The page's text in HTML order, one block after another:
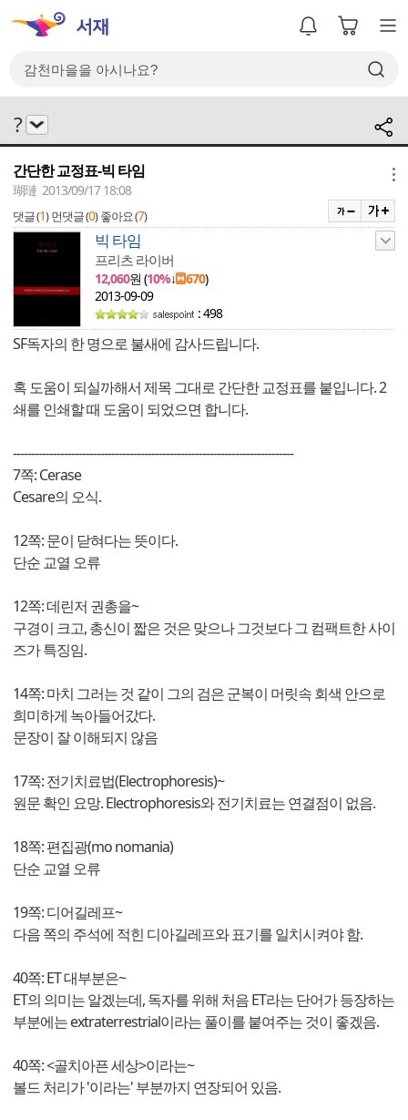
?
간단한 교정표-빅 타임
瑚璉 2013/09/17 18:08
댓글 (1) 먼댓글 (0) 좋아요 (7)
빅 타임
프리츠 라이버
12,060원 (10%↓ 670)
2013-09-09
: 498
SF독자의 한 명으로 불새에 감사드립니다.
혹 도움이 되실까해서 제목 그대로 간단한 교정표를 붙입니다. 2
쇄를 인쇄할 때 도움이 되었으면 합니다.
-----------------------------------------------------------------------------
7쪽: Cerase
Cesare의 오식.
12쪽: 문이 닫혀다는 뜻이다.
단순 교열 오류
12쪽: 데린저 권총을~
구경이 크고, 총신이 짧은 것은 맞으나 그것보다 그 컴팩트한 사이
즈가 특징임.
14쪽: 마치 그러는 것 같이 그의 검은 군복이 머릿속 회색 안으로
희미하게 녹아들어갔다.
문장이 잘 이해되지 않음
17쪽: 전기치료법(Electrophoresis)~
원문 확인 요망. Electrophoresis와 전기치료는 연결점이 없음.
18쪽: 편집광(mo nomania)
단순 교열 오류
19쪽: 디어길레프~
다음 쪽의 주석에 적힌 디아길레프와 표기를 일치시켜야 함.
40쪽: ET 대부분은~
ET의 의미는 알겠는데, 독자를 위해 처음 ET라는 단어가 등장하는
부분에는 extraterrestrial이라는 풀이를 붙여주는 것이 좋겠음.
40쪽: <골치아픈 세상>이라는~
볼드 처리가 '이라는' 부분까지 연장되어 있음.